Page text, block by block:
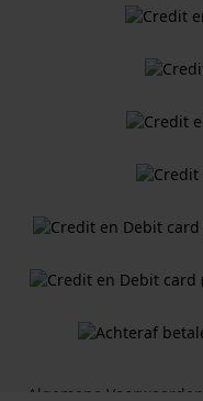
Algemene Voorwaarden